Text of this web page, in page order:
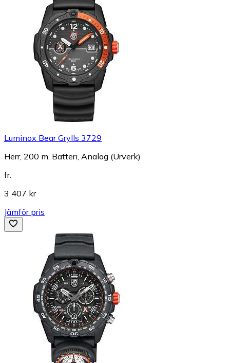
Luminox Bear Grylls 3729
Herr, 200 m, Batteri, Analog (Urverk)
fr.
3 407 kr
Jämför pris